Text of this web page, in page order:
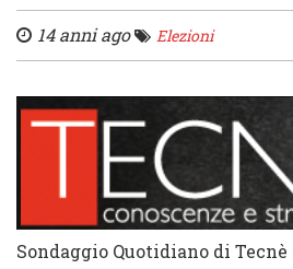
14 anni ago Elezioni
Sondaggio Quotidiano di Tecnè